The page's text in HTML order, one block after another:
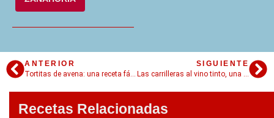
ANTERIOR
Tortitas de avena: una receta fácil, saludable y esponjosa
SIGUIENTE
Las carrilleras al vino tinto, una receta deliciosa a fuego lento.
Recetas Relacionadas